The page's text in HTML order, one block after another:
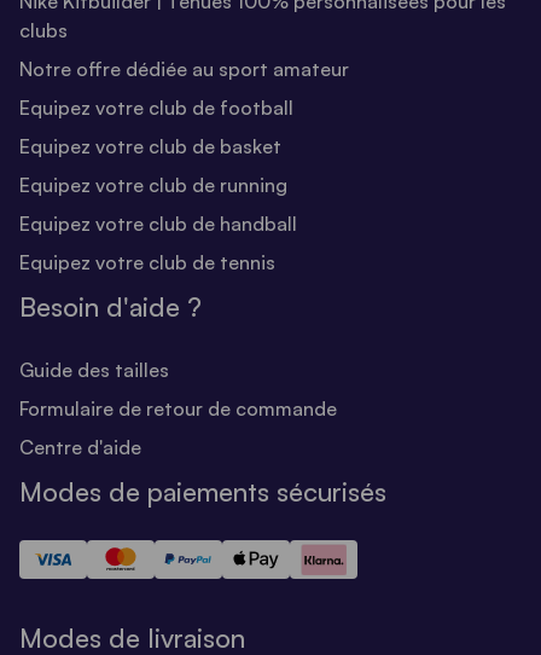
clubs
Notre offre dédiée au sport amateur
Equipez votre club de football
Equipez votre club de basket
Equipez votre club de running
Equipez votre club de handball
Equipez votre club de tennis
Besoin d'aide ?
Guide des tailles
Formulaire de retour de commande
Centre d'aide
Modes de paiements sécurisés
Modes de livraison